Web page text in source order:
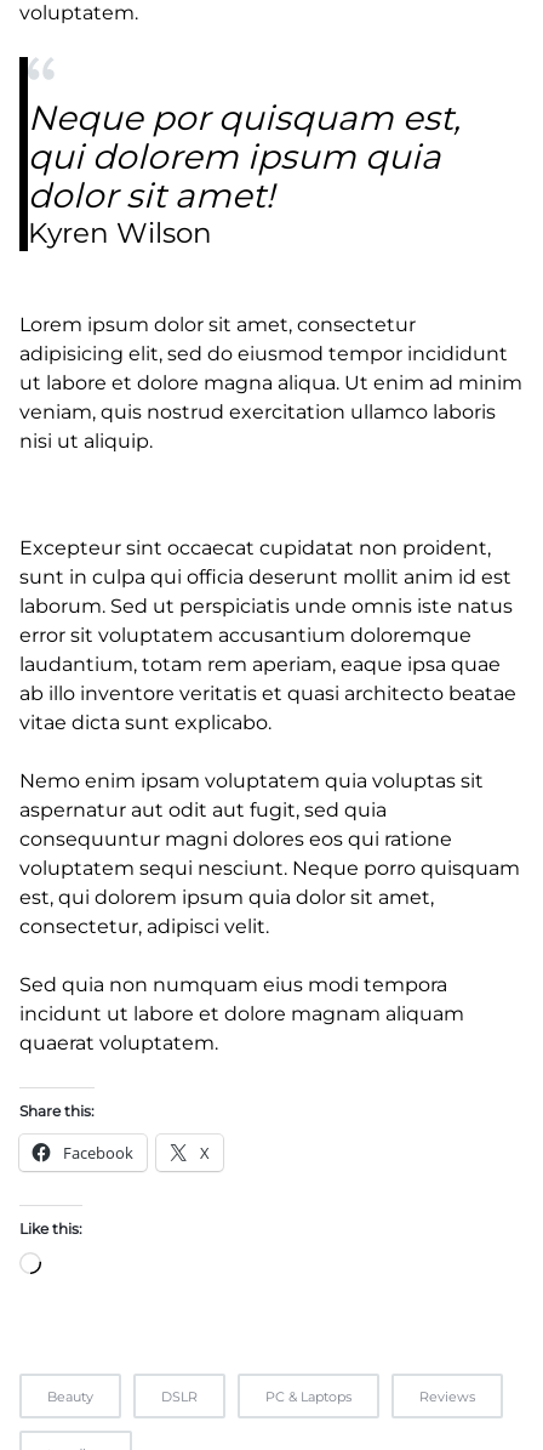
voluptatem.
Neque por quisquam est,
qui dolorem ipsum quia
dolor sit amet!
Kyren Wilson
Lorem ipsum dolor sit amet, consectetur
adipisicing elit, sed do eiusmod tempor incididunt
ut labore et dolore magna aliqua. Ut enim ad minim
veniam, quis nostrud exercitation ullamco laboris
nisi ut aliquip.
Excepteur sint occaecat cupidatat non proident,
sunt in culpa qui officia deserunt mollit anim id est
laborum. Sed ut perspiciatis unde omnis iste natus
error sit voluptatem accusantium doloremque
laudantium, totam rem aperiam, eaque ipsa quae
ab illo inventore veritatis et quasi architecto beatae
vitae dicta sunt explicabo.
Nemo enim ipsam voluptatem quia voluptas sit
aspernatur aut odit aut fugit, sed quia
consequuntur magni dolores eos qui ratione
voluptatem sequi nesciunt. Neque porro quisquam
est, qui dolorem ipsum quia dolor sit amet,
consectetur, adipisci velit.
Sed quia non numquam eius modi tempora
incidunt ut labore et dolore magnam aliquam
quaerat voluptatem.
Share this:
Facebook X
Like this:
Beauty DSLR PC & Laptops Reviews